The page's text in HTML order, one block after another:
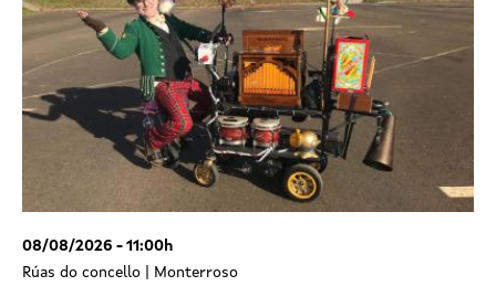
08/08/2026 - 11:00h
Rúas do concello | Monterroso